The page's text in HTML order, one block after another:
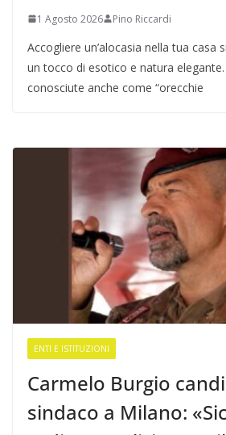
1 Agosto 2026 Pino Riccardi
Accogliere un’alocasia nella tua casa
un tocco di esotico e natura
conosciute anche come “orecchie
ENTI E ISTITUZIONI
Carmelo Burgio
sindaco a Milano: